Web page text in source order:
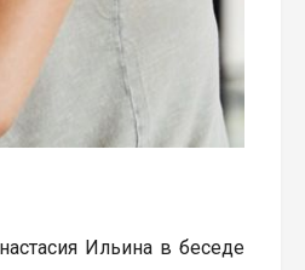
Ильина в беседе